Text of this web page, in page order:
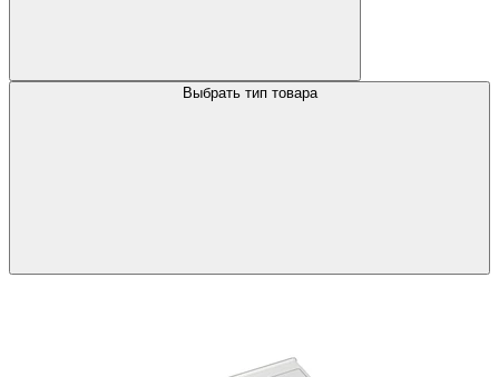
Выбрать тип товара